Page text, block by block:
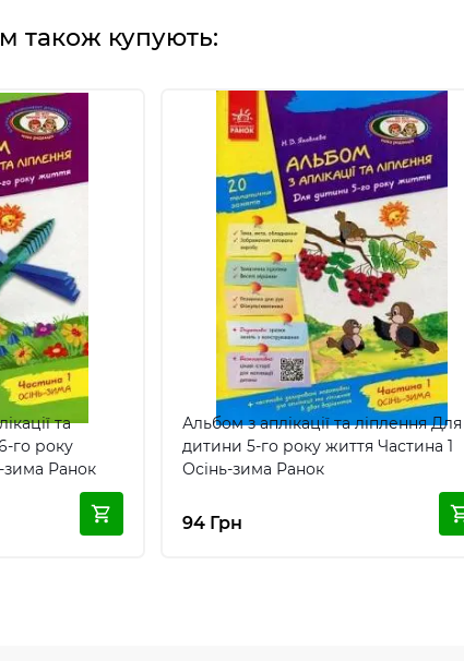
також купують:
та
го року
зима Ранок
Альбом з аплікації та ліплення Для
дитини 5-го року життя Частина 1
Осінь-зима Ранок
94 Грн